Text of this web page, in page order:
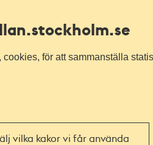
.stockholm.se
för att sammanställa
vilka kakor vi får använda